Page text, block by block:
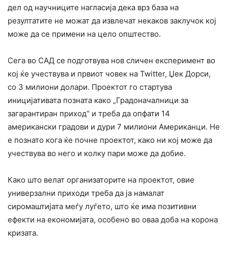
дел од научниците нагласија дека врз база на
резултатите не можат да извлечат некаков заклучок кој
може да се примени на цело општество.
Сега во САД се подготвува нов сличен експеримент во
кој ќе учествува и првиот човек на Twitter, Џек Дорси,
со 3 милиони долари. Проектот го стартува
иницијативата позната како „Градоначалници за
загарантиран приход“ и треба да опфати 14
американски градови и дури 7 милиони Американци. Не
е познато кога ќе почне проектот, како ни кој може да
учествува во него и колку пари може да добие.
Како што велат организаторите на проектот, овие
универзални приходи треба да ја намалат
сиромаштијата меѓу луѓето, што ќе има позитивни
ефекти на економијата, особено во оваа доба на корона
кризата.